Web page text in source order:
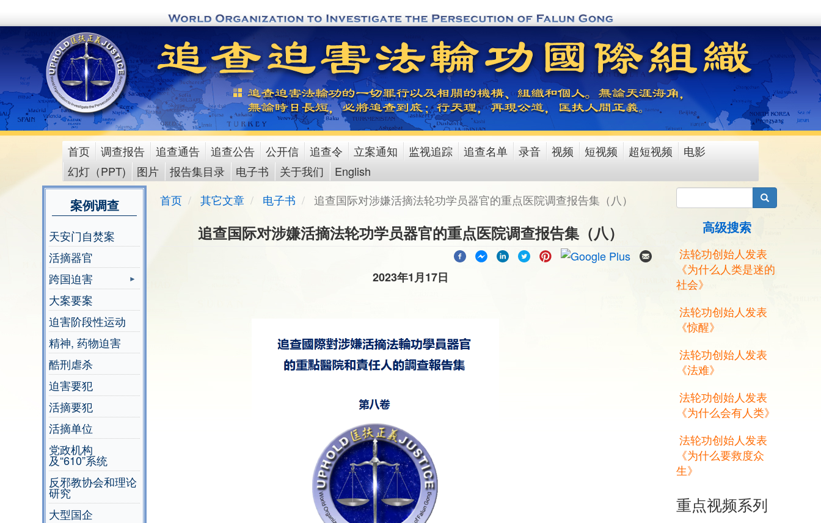
to
content
main
menu
首页 调查报告 追查通告 追查公告 公开信 追查令 立案通知 监视追踪 追查名单 录音 视频 短视频 超短视频
电影
幻灯（PPT)
图片 报告集目录 电子书 关于我们 English
案例调查
天安门自焚案
活摘器官
跨国迫害
大案要案
迫害阶段性运动
精神, 药物迫害
酷刑虐杀
迫害要犯
活摘要犯
活摘单位
党政机构
及“610”系统
反邪教协会和理论
研究
大型国企
首页 其它文章 电子书 追查国际对涉嫌活摘法轮功学员器官的重点医院调查报告集（八）
追查国际对涉嫌活摘法轮功学员器官的重点医院调查报告集（八）
2023年1月17日
搜索
高级搜索
法轮功创始人发表
《为什么人类是迷的
社会》
法轮功创始人发表
《惊醒》
法轮功创始人发表
《法难》
法轮功创始人发表
《为什么会有人类》
法轮功创始人发表
《为什么要救度众
生》
重点视频系列